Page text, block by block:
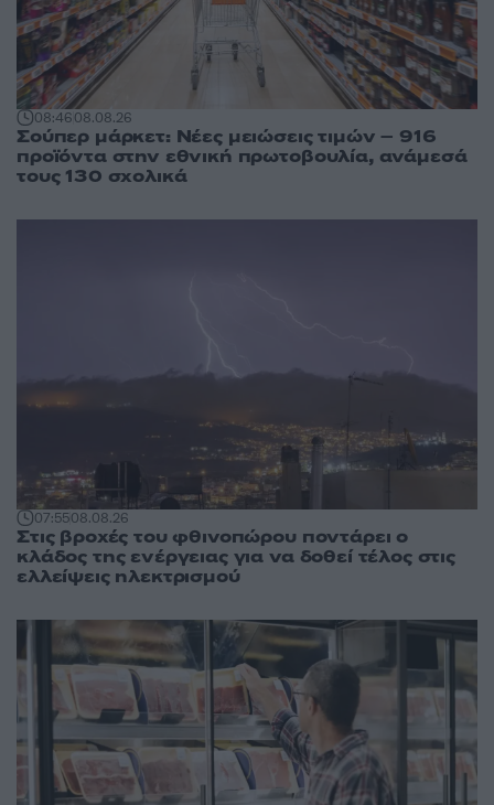
08:4608.08.26
Σούπερ μάρκετ: Νέες μειώσεις τιμών – 916
προϊόντα στην εθνική πρωτοβουλία, ανάμεσά
τους 130 σχολικά
07:5508.08.26
Στις βροχές του φθινοπώρου ποντάρει ο
κλάδος της ενέργειας για να δοθεί τέλος στις
ελλείψεις ηλεκτρισμού